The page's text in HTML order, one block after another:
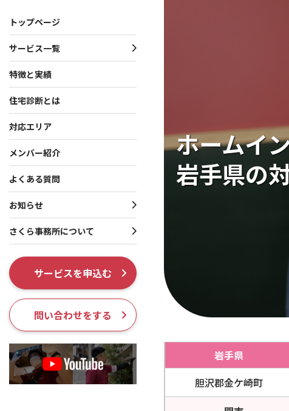
トップページ
サービス一覧
マンション向けサービス
投資家向けサービス
共通サービス
特徴と実績
住宅診断とは
対応エリア
メンバー紹介
よくある質問
お知らせ
さくら事務所について
役員・創業者紹介
ISO 9001認証取得
サービスを申込む
問い合わせをする
ホームイ
岩手県の
岩手県
胆沢郡金ケ崎町